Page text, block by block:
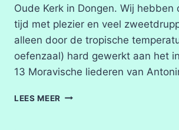
Oude Kerk in Dongen. Wij hebben
tijd met plezier en veel
alleen door de tropische
oefenzaal) hard gewerkt aan het
13 Moravische liederen van
LEES MEER HERFSTCONCERT